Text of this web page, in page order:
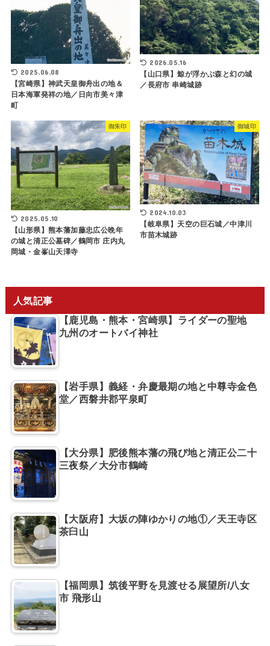
2025.06.08
【宮崎県】神武天皇御舟出の地＆
日本海軍発祥の地／日向市美々津
町
2026.05.16
【山口県】鯨が浮かぶ森と幻の城
／長府市 串崎城跡
御朱印
2025.05.10
【山形県】熊本藩加藤忠広公晩年
の城と清正公墓碑／鶴岡市 庄内丸
岡城・金峯山天澤寺
御城印
2024.10.03
【岐阜県】天空の巨石城／中津川
市苗木城跡
人気記事
【鹿児島・熊本・宮崎県】ライダーの聖地
九州のオートバイ神社
【岩手県】義経・弁慶最期の地と中尊寺金色
堂／西磐井郡平泉町
【大分県】肥後熊本藩の飛び地と清正公二十
三夜祭／大分市鶴崎
【大阪府】大坂の陣ゆかりの地①／天王寺区
茶臼山
【福岡県】筑後平野を見渡せる展望所/八女
市 飛形山